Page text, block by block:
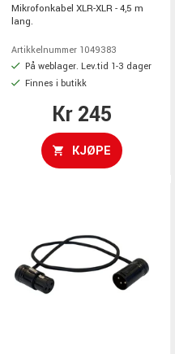
Mikrofonkabel XLR-XLR - 4,5 m
lang.
Artikkelnummer 1049383
På weblager. Lev.tid 1-3 dager
Finnes i butikk
Kr 245
KJØPE